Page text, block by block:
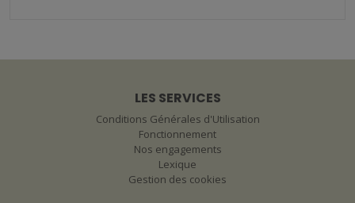
LES SERVICES
Conditions Générales d'Utilisation
Fonctionnement
Nos engagements
Lexique
Gestion des cookies